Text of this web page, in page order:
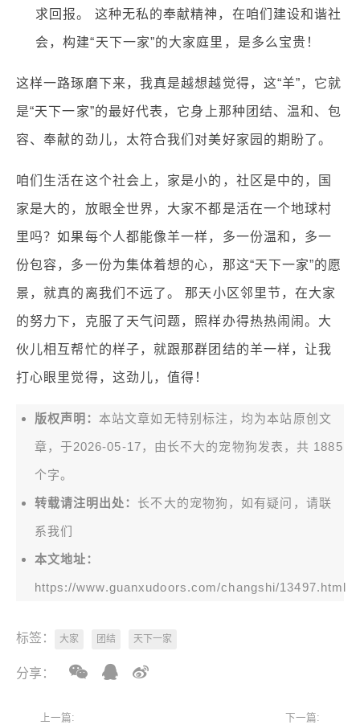
求回报。 这种无私的奉献精神，在咱们建设和谐社
会，构建“天下一家”的大家庭里，是多么宝贵！
这样一路琢磨下来，我真是越想越觉得，这“羊”，它就
是“天下一家”的最好代表，它身上那种团结、温和、包
容、奉献的劲儿，太符合我们对美好家园的期盼了。
咱们生活在这个社会上，家是小的，社区是中的，国
家是大的，放眼全世界，大家不都是活在一个地球村
里吗？如果每个人都能像羊一样，多一份温和，多一
份包容，多一份为集体着想的心，那这“天下一家”的愿
景，就真的离我们不远了。 那天小区邻里节，在大家
的努力下，克服了天气问题，照样办得热热闹闹。大
伙儿相互帮忙的样子，就跟那群团结的羊一样，让我
打心眼里觉得，这劲儿，值得！
版权声明： 本站文章如无特别标注，均为本站原创文
章，于2026-05-17，由长不大的宠物狗 发表，共 1885
个字。
转载请注明出处： 长不大的宠物狗，如有疑问，请联
系我们
本文地址：
https://www.guanxudoors.com/changshi/13497.html
标签： 大家 团结 天下一家
分享：
上一篇: 下一篇: